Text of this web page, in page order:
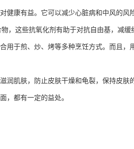
健康有益。它可以减少心脏病和中风的风
，这些抗氧化剂有助于对抗自由基，减缓
用于煎、炒、烤等多种烹饪方式。而且，
肌肤，防止皮肤干燥和龟裂，保持皮肤
，都有一定的益处。